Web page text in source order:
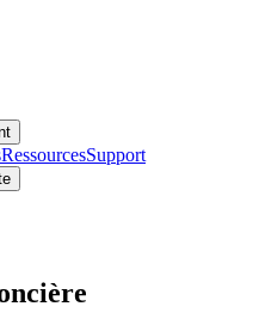
RessourcesSupport